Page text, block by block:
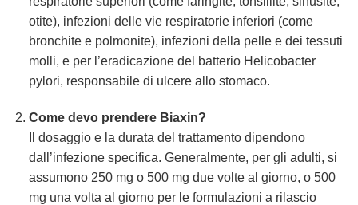
otite), infezioni delle vie respiratorie inferiori (come
bronchite e polmonite), infezioni della pelle e dei tessuti
molli, e per l’eradicazione del batterio Helicobacter
pylori, responsabile di ulcere allo stomaco.
Come devo prendere Biaxin?
Il dosaggio e la durata del trattamento dipendono
dall’infezione specifica. Generalmente, per gli adulti, si
assumono 250 mg o 500 mg due volte al giorno, o 500
mg una volta al giorno per le formulazioni a rilascio